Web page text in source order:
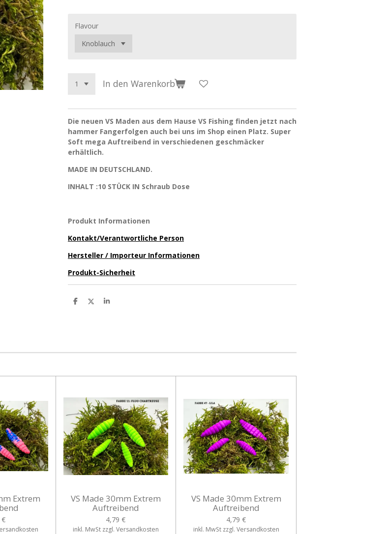
Flavour
In den Warenkorb
Die neuen VS Maden aus dem Hause VS Fishing finden jetzt nach
hammer Fangerfolgen auch bei uns im Shop einen Platz. Super
Soft mega Auftreibend in verschiedenen geschmäcker
erhältlich.
MADE IN DEUTSCHLAND.
INHALT :10 STÜCK IN Schraub Dose
Produkt Informationen
Kontakt/Verantwortliche Person
Hersteller / Importeur Informationen
Produkt-Sicherheit
T
T
T
Extrem
VS Made 30mm Extrem
Auftreibend
4,79 €
inkl. MwSt zzgl. Versandkosten
VS Made 30mm Extrem
Auftreibend
4,79 €
inkl. MwSt zzgl. Versandkosten